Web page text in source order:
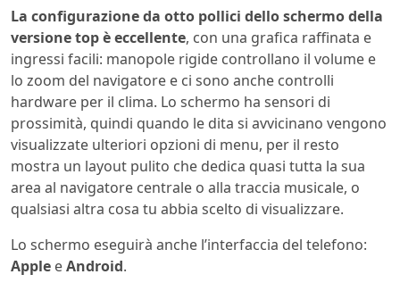
La configurazione da otto pollici dello schermo della
versione top è eccellente, con una grafica raffinata e
ingressi facili: manopole rigide controllano il volume e
lo zoom del navigatore e ci sono anche controlli
hardware per il clima. Lo schermo ha sensori di
prossimità, quindi quando le dita si avvicinano vengono
visualizzate ulteriori opzioni di menu, per il resto
mostra un layout pulito che dedica quasi tutta la sua
area al navigatore centrale o alla traccia musicale, o
qualsiasi altra cosa tu abbia scelto di visualizzare.
Lo schermo eseguirà anche l’interfaccia del telefono:
Apple eAndroid.